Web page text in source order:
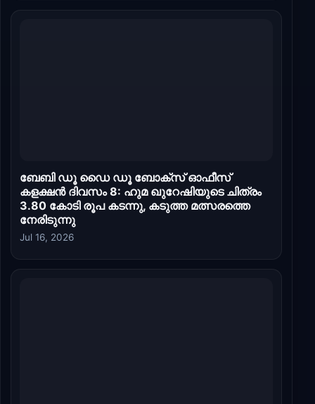
ബേബി ഡൂ ഡൈ ഡൂ ബോക്സ് ഓഫീസ്
കളക്ഷൻ ദിവസം 8: ഹുമ ഖുറേഷിയുടെ ചിത്രം
3.80 കോടി രൂപ കടന്നു, കടുത്ത മത്സരത്തെ
നേരിടുന്നു
Jul 16, 2026